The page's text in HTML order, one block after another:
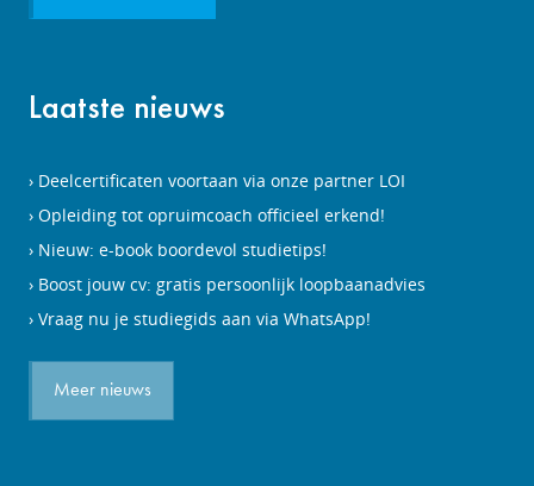
Laatste nieuws
Deelcertificaten voortaan via onze partner LOI
Opleiding tot opruimcoach officieel erkend!
Nieuw: e-book boordevol studietips!
Boost jouw cv: gratis persoonlijk loopbaanadvies
Vraag nu je studiegids aan via WhatsApp!
Meer nieuws